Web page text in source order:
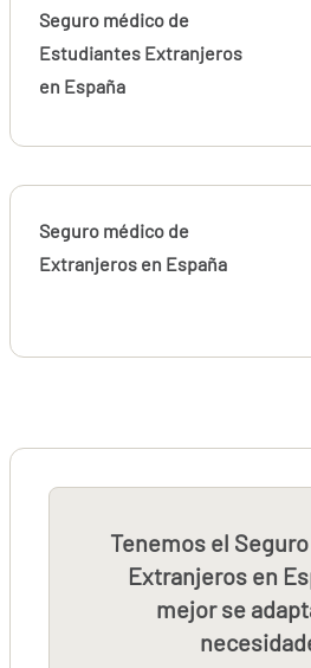
Seguro médico de
Estudiantes Extranjeros
en España
Seguro médico de
Extranjeros en España
Tenemos el
Extranjeros en
mejor se